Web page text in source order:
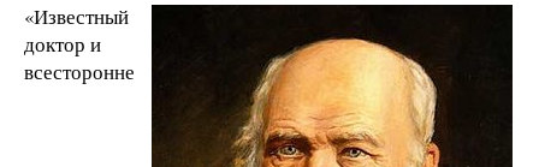
«Известный
доктор и
всесторонне